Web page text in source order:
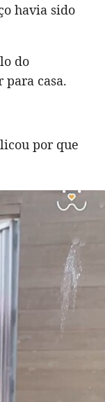
havia sido
do
casa.
por que